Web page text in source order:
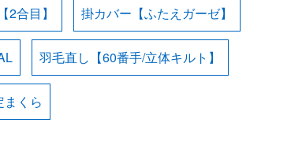
2合目】 掛カバー【ふたえガーゼ】
羽毛直し【60番手/立体キルト】
まくら